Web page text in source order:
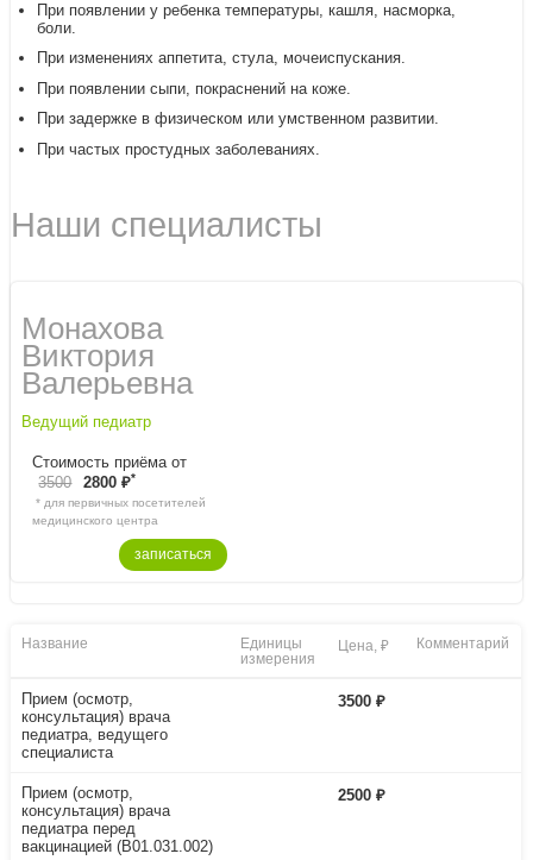
При появлении у ребенка температуры, кашля, насморка,
боли.
При изменениях аппетита, стула, мочеиспускания.
При появлении сыпи, покраснений на коже.
При задержке в физическом или умственном развитии.
При частых простудных заболеваниях.
Наши специалисты
Монахова
Виктория
Вaлерьевнa
Ведущий педиатр
Стоимость приёма от
3500
2800 ₽*
* для первичных посетителей
медицинского центра
записаться
Название
Единицы
измерения
Цена, ₽ Комментарий
Прием (осмотр,
консультация) врача
педиатра, ведущего
специалиста
3500 ₽
Прием (осмотр,
консультация) врача
педиатра перед
вакцинацией (B01.031.002)
2500 ₽